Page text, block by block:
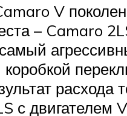
V
– Camaro
с двигателем